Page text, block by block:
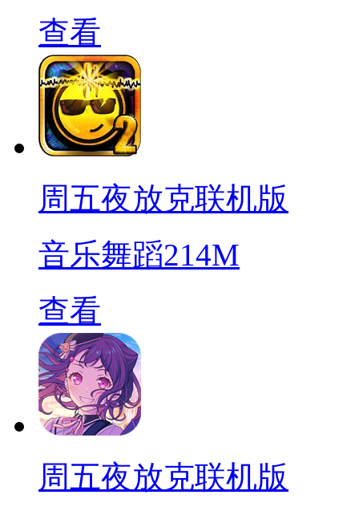
查看
周五夜放克联机版
音乐舞蹈214M
查看
周五夜放克联机版